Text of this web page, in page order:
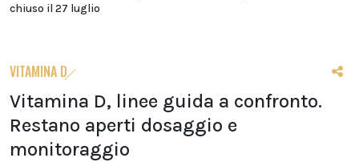
chiuso il 27 luglio
VITAMINA D
Vitamina D, linee guida a confronto.
Restano aperti dosaggio e
monitoraggio